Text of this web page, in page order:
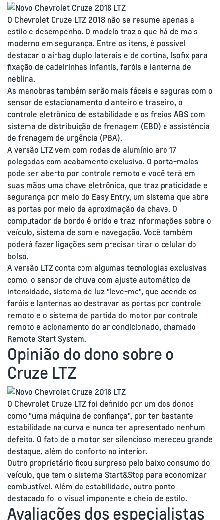
O Chevrolet Cruze LTZ 2018 não se resume apenas a
estilo e desempenho. O modelo traz o que há de mais
moderno em segurança. Entre os itens, é possível
destacar o airbag duplo laterais e de cortina, Isofix para
fixação de cadeirinhas infantis, faróis e lanterna de
neblina.
As manobras também serão mais fáceis e seguras com o
sensor de estacionamento dianteiro e traseiro, o
controle eletrônico de estabilidade e os freios ABS com
sistema de distribuição de frenagem (EBD) e assistência
de frenagem de urgência (PBA).
A versão LTZ vem com rodas de alumínio aro 17
polegadas com acabamento exclusivo. O porta-malas
pode ser aberto por controle remoto e você terá em
suas mãos uma chave eletrônica, que traz praticidade e
segurança por meio do Easy Entry, um sistema que abre
as portas por meio da aproximação da chave. O
computador de bordo é orido e traz informações sobre o
veículo, sistema de som e navegação. Você também
poderá fazer ligações sem precisar tirar o celular do
bolso.
A versão LTZ conta com algumas tecnologias exclusivas
como, o sensor de chuva com ajuste automático de
intensidade, sistema de luz "leve-me", que acende os
faróis e lanternas ao destravar as portas por controle
remoto e o sistema de partida do motor por controle
remoto e acionamento do ar condicionado, chamado
Remote Start System.
Opinião do dono sobre o
Cruze LTZ
O Chevrolet Cruze LTZ foi definido por um dos donos
como "uma máquina de confiança", por ter bastante
estabilidade na curva e nunca ter apresentado nenhum
defeito. O fato de o motor ser silencioso mereceu grande
destaque, além do conforto no interior.
Outro proprietário ficou surpreso pelo baixo consumo do
veículo, que tem o sistema Start&Stop para economizar
combustível. Além da estabilidade, outro ponto
destacado foi o visual imponente e cheio de estilo.
Avaliações dos especialistas